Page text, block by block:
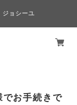
ジョシーユ
でお手続きで